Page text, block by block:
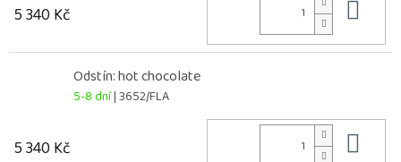
5 340 Kč
Odstín: hot chocolate
5-8 dní| 3652/FLA
5 340 Kč